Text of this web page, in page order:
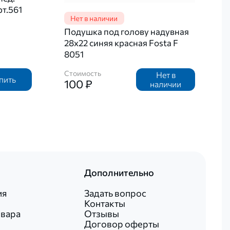
Подушка под голову надувная
28х22 синяя красная Fosta F
8051
Стоимость
100 ₽
Нет в
наличии
Дополнительно
Задать вопрос
Контакты
Отзывы
Договор оферты